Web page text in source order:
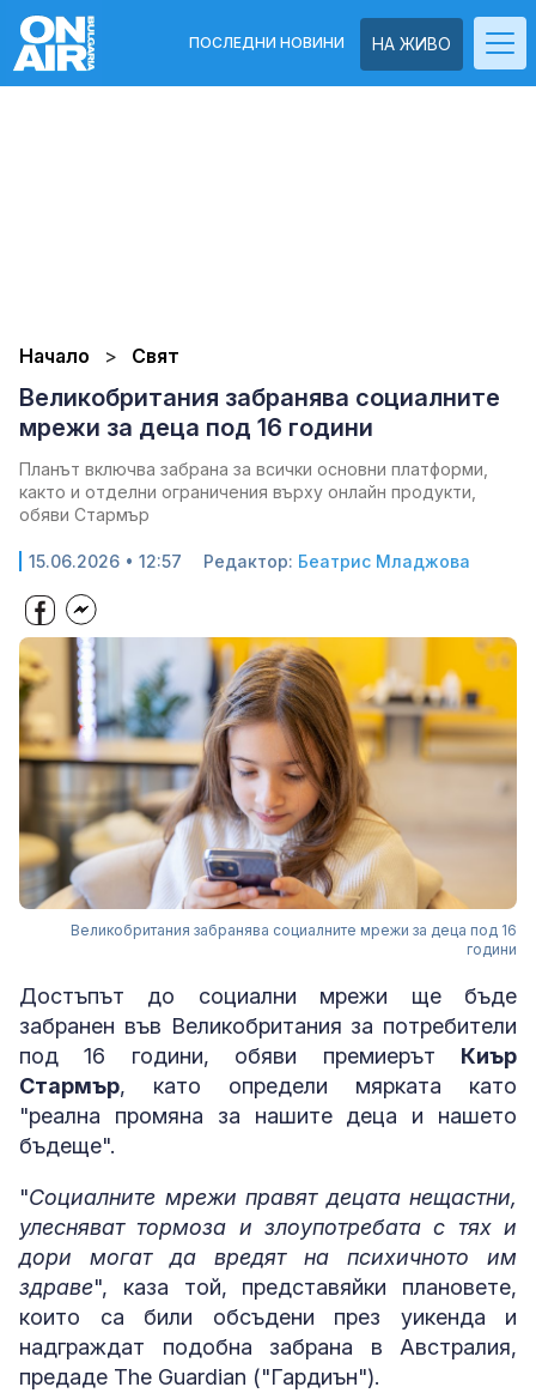
НА ЖИВО
ПОСЛЕДНИ НОВИНИ
Начало Свят
Великобритания забранява социалните
мрежи за деца под 16 години
Планът включва забрана за всички основни платформи,
както и отделни ограничения върху онлайн продукти,
обяви Стармър
15.06.2026 • 12:57 Редактор: Беатрис Младжова
Великобритания забранява социалните мрежи за деца под 16
години
Достъпът до социални мрежи ще бъде
забранен във Великобритания за потребители
под 16 години, обяви премиерът Киър
Стармър, като определи мярката като
"реална промяна за нашите деца и нашето
бъдеще".
"Социалните мрежи правят децата нещастни,
улесняват тормоза и злоупотребата с тях и
дори могат да вредят на психичното им
здраве", каза той, представяйки плановете,
които са били обсъдени през уикенда и
надграждат подобна забрана в Австралия,
предаде The Guardian ("Гардиън").